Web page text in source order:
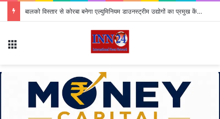
बालको विस्तार से कोरबा बनेगा एल्युमिनियम डाउनस्ट्रीम उद्योगों का प्रमुख केंद्र